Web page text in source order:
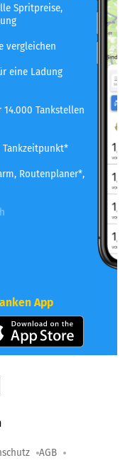
Spritpreise,
vergleichen
eine Ladung
Tankstellen
Routenplaner*,
App
AGB